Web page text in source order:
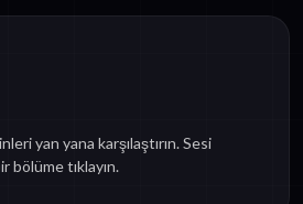
yan yana karşılaştırın. Sesi
bölüme tıklayın.